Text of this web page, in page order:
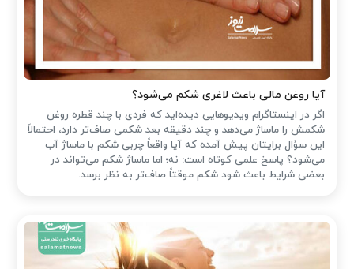
آیا روغن مالی باعث لاغری شکم می‌شود؟
اگر در اینستاگرام ویدیوهایی دیده‌اید که فردی با چند قطره روغن
شکمش را ماساژ می‌دهد و چند دقیقه بعد شکمی صاف‌تر دارد، احتمالاً
این سؤال برایتان پیش آمده که آیا واقعاً چربی شکم با ماساژ آب
می‌شود؟ پاسخ علمی کوتاه است: نه؛ اما ماساژ شکم می‌تواند در
بعضی شرایط باعث شود شکم موقتاً صاف‌تر به نظر برسد.